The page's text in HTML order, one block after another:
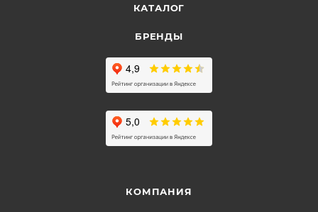
КАТАЛОГ
БРЕНДЫ
КОМПАНИЯ